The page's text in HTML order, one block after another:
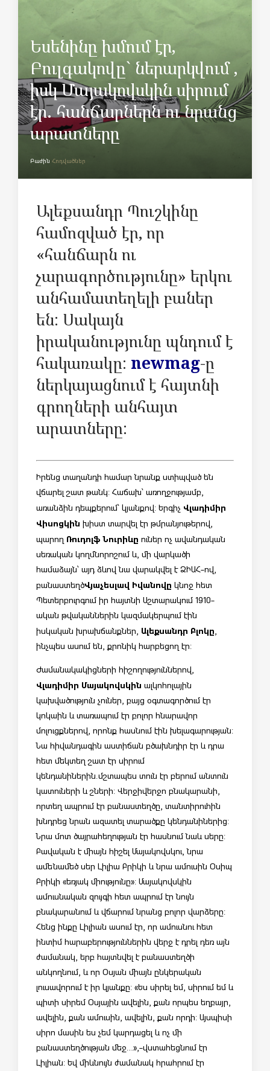
Եսենինը խմում էր,
Բուլգակովը` ներարկվում ,
իսկ Մայակովսկին սիրում
էր. հանճարներն ու նրանց
արատները
Բաժին Հոդվածներ
Ալեքսանդր Պուշկինը
համոզված էր, որ
«հանճարն ու
չարագործությունը» երկու
անհամատեղելի բաներ
են: Սակայն
իրականությունը պնդում է
հակառակը: newmag-ը
ներկայացնում է հայտնի
գրողների անհայտ
արատները:
Իրենց տաղանդի համար նրանք ստիպված են
վճարել շատ թանկ: Հաճախ՝ առողջությամբ,
առանձին դեպքերում՝ կյանքով: Երգիչ Վլադիմիր
Վիսոցկին խիստ տարվել էր թմրանյութերով,
պարող Ռուդոլֆ Նուրիևը ուներ ոչ ավանդական
սեռական կողմնորոշում և, մի վարկածի
համաձայն՝ այդ ձևով նա վարակվել է ՁԻԱՀ-ով,
բանաստեղծՎյաչեսլավ Իվանովը կնոջ հետ
Պետերբուրգում իր հայտնի Աշտարակում 1910-
ական թվականներին կազմակերպում էին
իսկական խրախճանքներ, Ալեքսանդր Բլոկը,
ինչպես ասում են, քրոնիկ հարբեցող էր:
Ժամանակակիցների հիշողություններով,
Վլադիմիր Մայակովսկին ալկոհոլային
կախվածություն չուներ, բայց օգտագործում էր
կոկաին և տառապում էր բոլոր հնարավոր
մոլուցքներով, որոնք հասնում էին խելագարության:
Նա հիվանդագին աստիճան բծախնդիր էր և դրա
հետ մեկտեղ շատ էր սիրում
կենդանիներին.մշտապես տուն էր բերում անտուն
կատուների և շների: Վերջիվերջո բնակարանի,
որտեղ ապրում էր բանաստեղծը, տանտիրուհին
խնդրեց նրան ազատել տարածքը կենդանիներից:
Նրա մոտ ծայրահեղության էր հասնում նաև սերը:
Բավական է միայն հիշել Մայակովսկու, նրա
ամենամեծ սեր Լիլիա Բրիկի և նրա ամուսին Օսիպ
Բրիկի «եռյակ միությունը»: Մայակովսկին
ամուսնական զույգի հետ ապրում էր նույն
բնակարանում և վճարում նրանց բոլոր վարձերը:
Հենց ինքը Լիլիան ասում էր, որ ամուսնու հետ
ինտիմ հարաբերություններին վերջ է դրել դեռ այն
ժամանակ, երբ հայտնվել է բանաստեղծի
անկողնում, և որ Օսյան միայն ընկերական
լուսավորում է իր կյանքը: «Ես սիրել եմ, սիրում եմ և
պիտի սիրեմ Օսյային ավելին, քան որպես եղբայր,
ավելին, քան ամուսին, ավելին, քան որդի: Այսպիսի
սիրո մասին ես չեմ կարդացել և ոչ մի
բանաստեղծության մեջ…»,-վստահեցնում էր
Լիլիան: Եվ միևնույն ժամանակ հրահրում էր